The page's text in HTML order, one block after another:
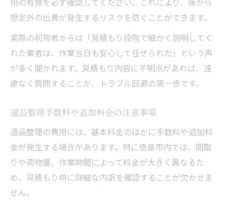
想定外の出費が発生するリスクを防ぐことができます。
実際の利用者からは「見積もり段階で細かく説明してく
れた業者は、作業当日も安心して任せられた」という声
が多く聞かれます。見積もり内容に不明点があれば、遠
慮なく質問することが、トラブル回避の第一歩です。
遺品整理手数料や追加料金の注意事項
遺品整理の費用には、基本料金のほかに手数料や追加料
金が発生する場合があります。特に徳島市内では、間取
りや荷物量、作業時間によって料金が大きく異なるた
め、見積もり時に詳細な内訳を確認することが欠かせま
せん。